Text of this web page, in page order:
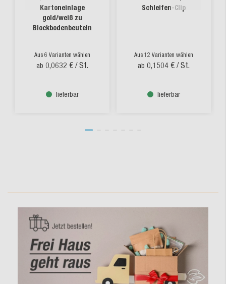
Kartoneinlage
gold/weiß zu
Blockbodenbeuteln
Aus 6 Varianten wählen
ab 0,0632 € / St.
lieferbar
Schleifen-Clip
Aus 12 Varianten wählen
ab 0,1504 € / St.
lieferbar